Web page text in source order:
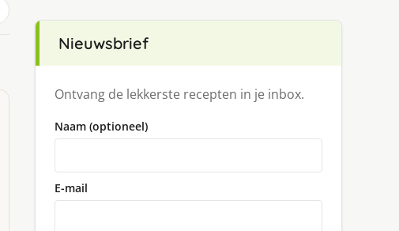
Nieuwsbrief
Ontvang de lekkerste recepten in je inbox.
Naam (optioneel)
E-mail